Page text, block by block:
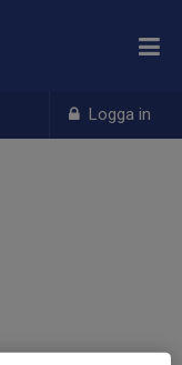
Logga in